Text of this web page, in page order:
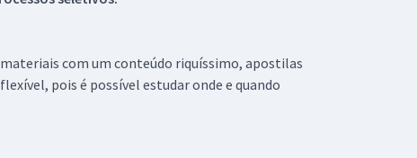
materiais com um conteúdo riquíssimo, apostilas
pois é possível estudar onde e quando